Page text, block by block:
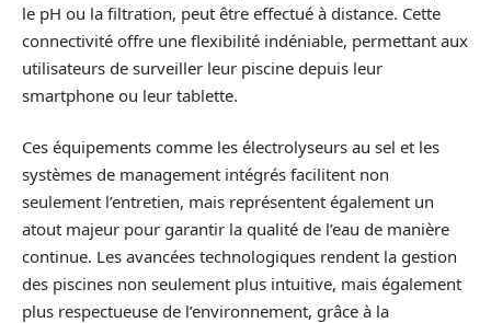
le pH ou la filtration, peut être effectué à distance. Cette
connectivité offre une flexibilité indéniable, permettant aux
utilisateurs de surveiller leur piscine depuis leur
smartphone ou leur tablette.
Ces équipements comme les électrolyseurs au sel et les
systèmes de management intégrés facilitent non
seulement l’entretien, mais représentent également un
atout majeur pour garantir la qualité de l’eau de manière
continue. Les avancées technologiques rendent la gestion
des piscines non seulement plus intuitive, mais également
plus respectueuse de l’environnement, grâce à la